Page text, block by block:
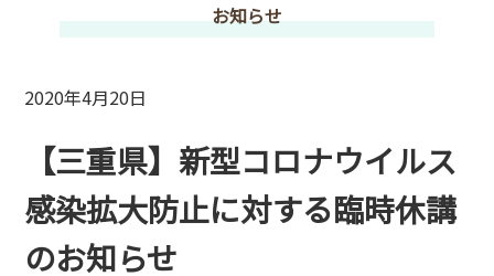
お知らせ
2020年4月20日
【三重県】新型コロナウイルス
感染拡大防止に対する臨時休講
のお知らせ